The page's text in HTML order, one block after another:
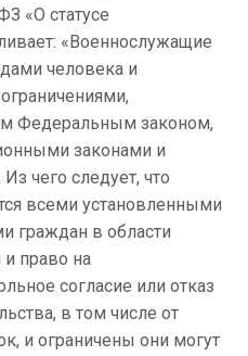
«О статусе
«Военнослужащие
человека и
Федеральным законом,
законами и
чего следует, что
всеми установленными
граждан в области
право на
согласие или отказ
в том числе от
и ограничены они могут